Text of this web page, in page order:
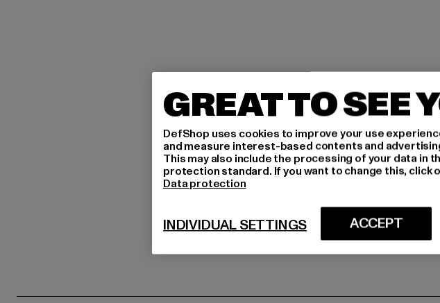
GREAT TO SEE
DefShop uses cookies to improve your use
and measure interest-based contents and
This may also include the processing of your data in
protection standard. If you want to change this, click
Data protection
ACCEPT
INDIVIDUAL SETTINGS